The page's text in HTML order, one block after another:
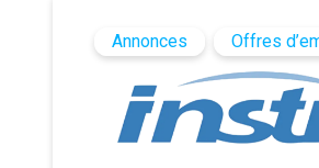
Annonces Offres